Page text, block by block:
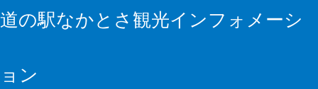
道の駅なかとさ観光インフォメーシ
ョン